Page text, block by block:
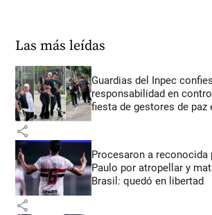
Las más leídas
Guardias del Inpec
responsabilidad en
fiesta de gestores de paz
share
Procesaron a reconocida
Paulo por atropellar y
Brasil: quedó en libertad
share